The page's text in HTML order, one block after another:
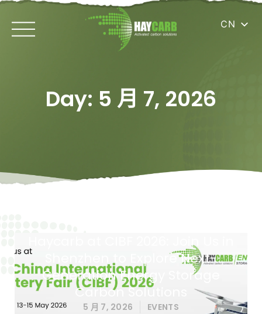
CN
Day: 5 月 7, 2026
Haycarb at CIBF 2026: Join Us in
Shenzhen to Explore Next-
Generation Energy Storage
Carbon Solutions
5 月 7, 2026 EVENTS